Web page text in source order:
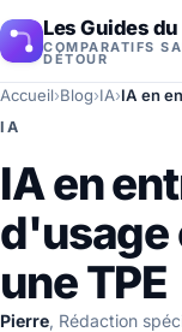
Les Guides
COMPARATIFS
DÉTOUR
Accueil›Blog›IA›IA en
IA
IA en
d'usage
une TPE
Pierre, Rédaction